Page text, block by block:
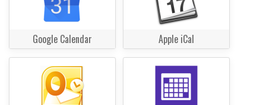
Google Calendar Apple iCal